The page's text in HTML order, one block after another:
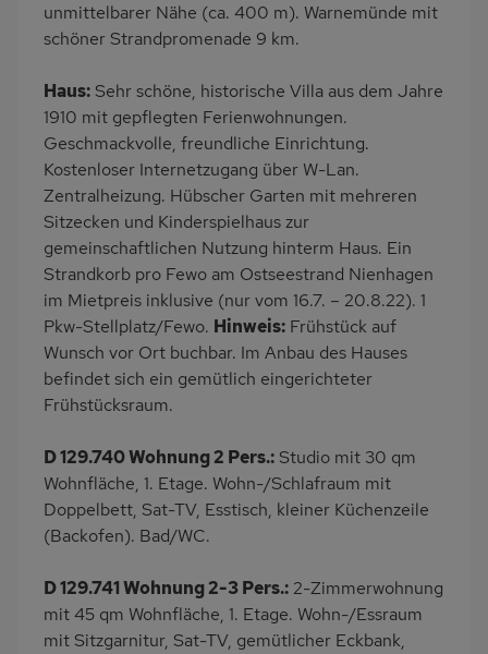
Babybett
Kinderhochstuhl
Fahrradverleih
Nichtraucher
Frühstück möglich
Haustiere/Hund
verboten
Bettwäsche mietbar
Handtücher mietbar
unmittelbarer Nähe (ca. 400 m). Warnemünde mit
schöner Strandpromenade 9 km.
Haus: Sehr schöne, historische Villa aus dem Jahre
1910 mit gepflegten Ferienwohnungen.
Geschmackvolle, freundliche Einrichtung.
Kostenloser Internetzugang über W-Lan.
Zentralheizung. Hübscher Garten mit mehreren
Sitzecken und Kinderspielhaus zur
gemeinschaftlichen Nutzung hinterm Haus. Ein
Strandkorb pro Fewo am Ostseestrand Nienhagen
im Mietpreis inklusive (nur vom 16.7. – 20.8.22). 1
Pkw-Stellplatz/Fewo. Hinweis: Frühstück auf
Wunsch vor Ort buchbar. Im Anbau des Hauses
befindet sich ein gemütlich eingerichteter
Frühstücksraum.
D 129.740 Wohnung 2 Pers.: Studio mit 30 qm
Wohnfläche, 1. Etage. Wohn-/Schlafraum mit
Doppelbett, Sat-TV, Esstisch, kleiner Küchenzeile
(Backofen). Bad/WC.
D 129.741 Wohnung 2-3 Pers.: 2-Zimmerwohnung
mit 45 qm Wohnfläche, 1. Etage. Wohn-/Essraum
mit Sitzgarnitur, Sat-TV, gemütlicher Eckbank,